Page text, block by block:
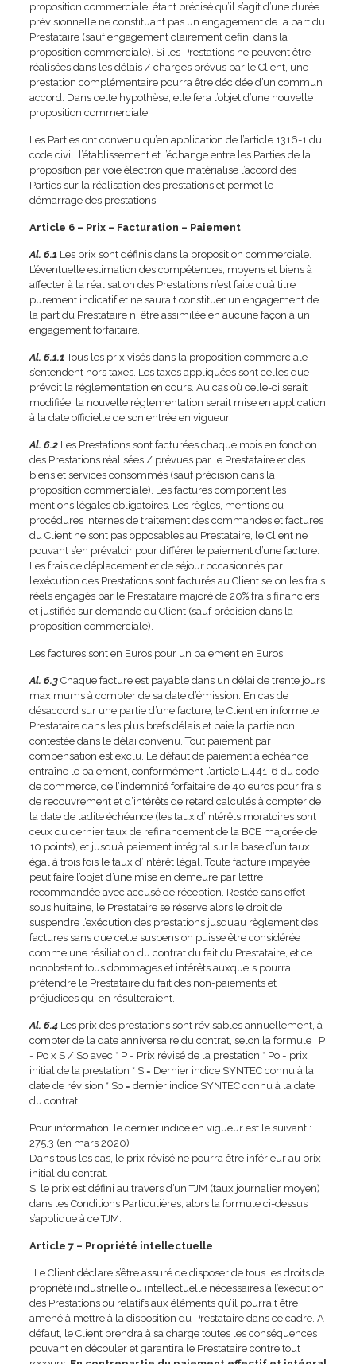
proposition commerciale, étant précisé qu’il s’agit d’une durée
prévisionnelle ne constituant pas un engagement de la part du
Prestataire (sauf engagement clairement défini dans la
proposition commerciale). Si les Prestations ne peuvent être
réalisées dans les délais / charges prévus par le Client, une
prestation complémentaire pourra être décidée d’un commun
accord. Dans cette hypothèse, elle fera l’objet d’une nouvelle
proposition commerciale.
Les Parties ont convenu qu’en application de l’article 1316-1 du
code civil, l’établissement et l’échange entre les Parties de la
proposition par voie électronique matérialise l’accord des
Parties sur la réalisation des prestations et permet le
démarrage des prestations.
Article 6 – Prix – Facturation – Paiement
Al. 6.1 Les prix sont définis dans la proposition commerciale.
L’éventuelle estimation des compétences, moyens et biens à
affecter à la réalisation des Prestations n’est faite qu’à titre
purement indicatif et ne saurait constituer un engagement de
la part du Prestataire ni être assimilée en aucune façon à un
engagement forfaitaire.
Al. 6.1.1Tous les prix visés dans la proposition commerciale
s’entendent hors taxes. Les taxes appliquées sont celles que
prévoit la réglementation en cours. Au cas où celle-ci serait
modifiée, la nouvelle réglementation serait mise en application
à la date officielle de son entrée en vigueur.
Al. 6.2 Les Prestations sont facturées chaque mois en fonction
des Prestations réalisées / prévues par le Prestataire et des
biens et services consommés (sauf précision dans la
proposition commerciale). Les factures comportent les
mentions légales obligatoires. Les règles, mentions ou
procédures internes de traitement des commandes et factures
du Client ne sont pas opposables au Prestataire, le Client ne
pouvant s’en prévaloir pour différer le paiement d’une facture.
Les frais de déplacement et de séjour occasionnés par
l’exécution des Prestations sont facturés au Client selon les frais
réels engagés par le Prestataire majoré de 20% frais financiers
et justifiés sur demande du Client (sauf précision dans la
proposition commerciale).
Les factures sont en Euros pour un paiement en Euros.
Al. 6.3 Chaque facture est payable dans un délai de trente jours
maximums à compter de sa date d’émission. En cas de
désaccord sur une partie d’une facture, le Client en informe le
Prestataire dans les plus brefs délais et paie la partie non
contestée dans le délai convenu. Tout paiement par
compensation est exclu. Le défaut de paiement à échéance
entraîne le paiement, conformément l’article L.441-6 du code
de commerce, de l’indemnité forfaitaire de 40 euros pour frais
de recouvrement et d’intérêts de retard calculés à compter de
la date de ladite échéance (les taux d’intérêts moratoires sont
ceux du dernier taux de refinancement de la BCE majorée de
10 points), et jusqu’à paiement intégral sur la base d’un taux
égal à trois fois le taux d’intérêt légal. Toute facture impayée
peut faire l’objet d’une mise en demeure par lettre
recommandée avec accusé de réception. Restée sans effet
sous huitaine, le Prestataire se réserve alors le droit de
suspendre l’exécution des prestations jusqu’au règlement des
factures sans que cette suspension puisse être considérée
comme une résiliation du contrat du fait du Prestataire, et ce
nonobstant tous dommages et intérêts auxquels pourra
prétendre le Prestataire du fait des non-paiements et
préjudices qui en résulteraient.
Al. 6.4 Les prix des prestations sont révisables annuellement, à
compter de la date anniversaire du contrat, selon la formule : P
= Po x S / So avec * P = Prix révisé de la prestation * Po = prix
initial de la prestation * S = Dernier indice SYNTEC connu à la
date de révision * So = dernier indice SYNTEC connu à la date
du contrat.
Pour information, le dernier indice en vigueur est le suivant :
275,3 (en mars 2020)
Dans tous les cas, le prix révisé ne pourra être inférieur au prix
initial du contrat.
Si le prix est défini au travers d’un TJM (taux journalier moyen)
dans les Conditions Particulières, alors la formule ci-dessus
s’applique à ce TJM.
Article 7 – Propriété intellectuelle
. Le Client déclare s’être assuré de disposer de tous les droits de
propriété industrielle ou intellectuelle nécessaires à l’exécution
des Prestations ou relatifs aux éléments qu’il pourrait être
amené à mettre à la disposition du Prestataire dans ce cadre. A
défaut, le Client prendra à sa charge toutes les conséquences
pouvant en découler et garantira le Prestataire contre tout